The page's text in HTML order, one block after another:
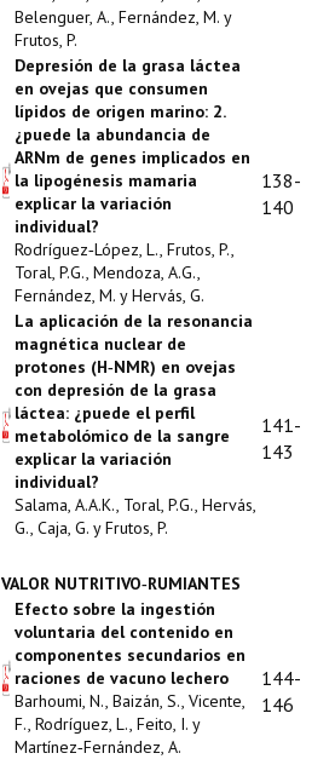
Belenguer, A., Fernández, M. y
Frutos, P.
Depresión de la grasa láctea
en ovejas que consumen
lípidos de origen marino: 2.
¿puede la abundancia de
ARNm de genes implicados en
la lipogénesis mamaria
explicar la variación
individual?
Rodríguez‑López, L., Frutos, P.,
Toral, P.G., Mendoza, A.G.,
Fernández, M. y Hervás, G.
138-
140
La aplicación de la resonancia
magnética nuclear de
protones (H‑NMR) en ovejas
con depresión de la grasa
láctea: ¿puede el perfil
metabolómico de la sangre
explicar la variación
individual?
Salama, A.A.K., Toral, P.G., Hervás,
G., Caja, G. y Frutos, P.
141-
143
VALOR NUTRITIVO‑RUMIANTES
Efecto sobre la ingestión
voluntaria del contenido en
componentes secundarios en
raciones de vacuno lechero
Barhoumi, N., Baizán, S., Vicente,
F., Rodríguez, L., Feito, I. y
Martínez‑Fernández, A.
144-
146